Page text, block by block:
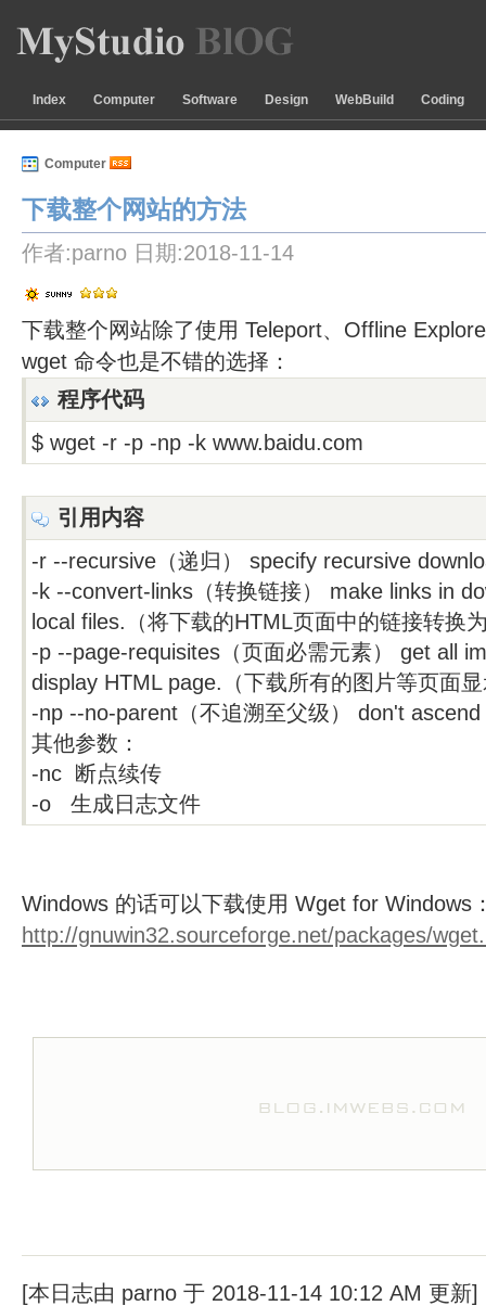
Index Computer Software Design WebBuild Coding
Computer
下载整个网站的方法
作者:parno 日期:2018-11-14
下载整个网站除了使用 Teleport、Offline
wget 命令也是不错的选择：
程序代码
$ wget -r -p -np -k www.baidu.com
引用内容
-r --recursive（递归） specify recursive
-k --convert-links（转换链接） make links in
local files.（将下载的HTML页面中的链接转换
-p --page-requisites（页面必需元素） get all
display HTML page.（下载所有的图片等页面
-np --no-parent（不追溯至父级） don't
其他参数：
-nc 断点续传
-o 生成日志文件
Windows 的话可以下载使用 Wget for Windows
http://gnuwin32.sourceforge.net/packages/
[本日志由 parno 于 2018-11-14 10:12 AM 更新]